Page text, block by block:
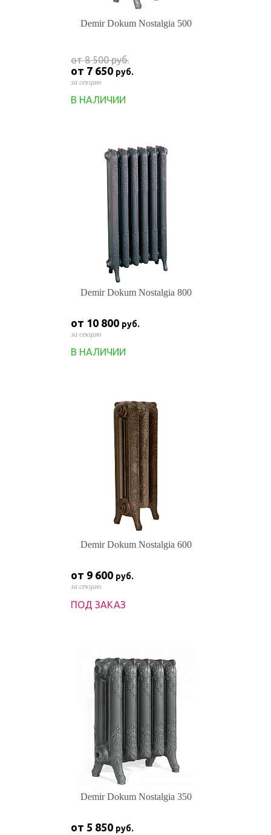
Demir Dokum Nostalgia 500
от 8 500руб.
от 7 650 руб.
за секцию
В НАЛИЧИИ
Demir Dokum Nostalgia 800
от 10 800 руб.
за секцию
В НАЛИЧИИ
Demir Dokum Nostalgia 600
от 9 600 руб.
за секцию
ПОД ЗАКАЗ
Demir Dokum Nostalgia 350
от 5 850 руб.